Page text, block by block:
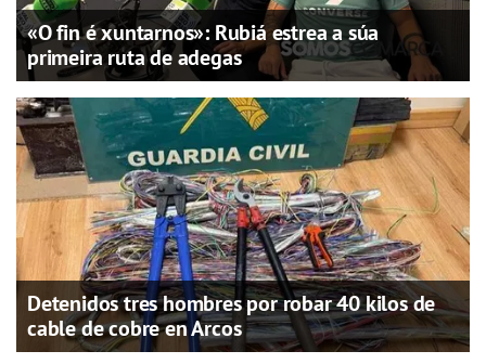
«O fin é xuntarnos»: Rubiá estrea a súa
primeira ruta de adegas
Detenidos tres hombres por robar 40 kilos de
cable de cobre en Arcos